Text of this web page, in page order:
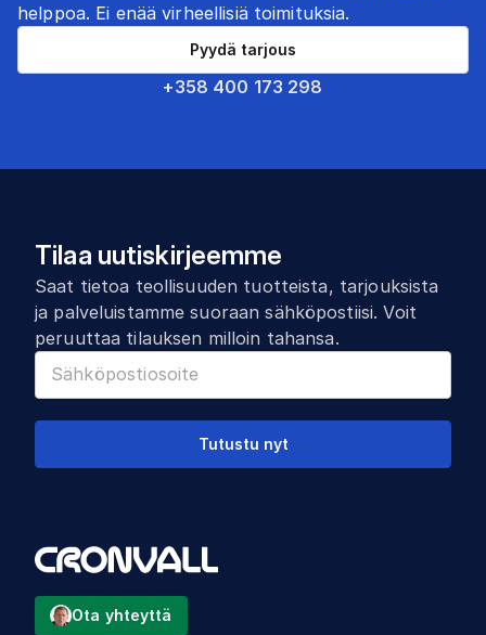
helppoa. Ei enää virheellisiä toimituksia.
+358 400 173 298
Pyydä tarjous
Tilaa uutiskirjeemme
Saat tietoa teollisuuden tuotteista, tarjouksista
ja palveluistamme suoraan sähköpostiisi. Voit
peruuttaa tilauksen milloin tahansa.
Tutustu nyt
Ota yhteyttä